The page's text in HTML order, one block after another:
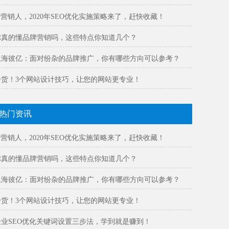
销人，2020年SEO优化实施策略来了，赶快收藏！
的懂品牌营销吗，这些特点你知道几个？
彼亿：面对纷杂的品牌推广，你有哪些方向可以参考？
！3个网站设计技巧，让您的网站更专业！
门资讯
销人，2020年SEO优化实施策略来了，赶快收藏！
的懂品牌营销吗，这些特点你知道几个？
彼亿：面对纷杂的品牌推广，你有哪些方向可以参考？
！3个网站设计技巧，让您的网站更专业！
SEO优化关键词设置三步法，学到就是赚到！